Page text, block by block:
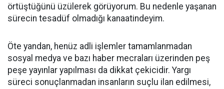
örtüştüğünü üzülerek görüyorum. Bu nedenle yaşanan
sürecin tesadüf olmadığı kanaatindeyim.
Öte yandan, henüz adli işlemler tamamlanmadan
sosyal medya ve bazı haber mecraları üzerinden peş
peşe yayınlar yapılması da dikkat çekicidir. Yargı
süreci sonuçlanmadan insanların suçlu ilan edilmesi,